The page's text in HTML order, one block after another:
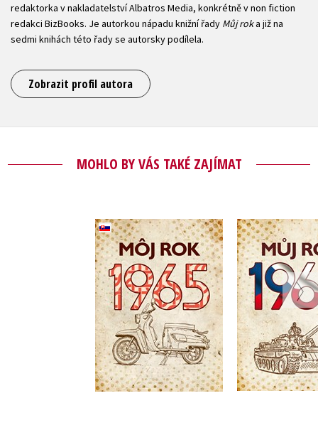
redaktorka v nakladatelství Albatros Media, konkrétně v non fiction
redakci BizBooks. Je autorkou nápadu knižní řady Můj roka již na
sedmi knihách této řady se autorsky podílela.
Zobrazit profil autora
MOHLO BY VÁS TAKÉ ZAJÍMAT
Môj rok 1965
(slovensky)
Silvia Vnenková
,
Alena Breuerová
,
Dagmar Palovičová
Můj rok
Alena
,
Jarmila
Do
319 Kč